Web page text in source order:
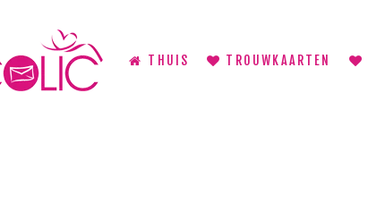
THUIS TROUWKAARTEN